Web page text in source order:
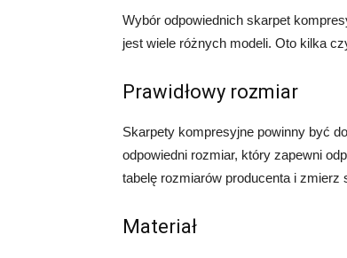
Wybór odpowiednich skarpet
jest wiele różnych modeli. Oto kilka
Prawidłowy rozmiar
Skarpety kompresyjne powinny być
odpowiedni rozmiar, który zapewni
tabelę rozmiarów producenta i zmierz
Materiał